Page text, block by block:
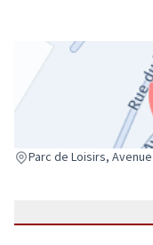
Parc de Loisirs,
(Lien externe)